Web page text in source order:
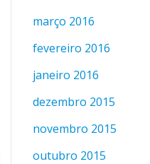
março 2016
fevereiro 2016
janeiro 2016
dezembro 2015
novembro 2015
outubro 2015